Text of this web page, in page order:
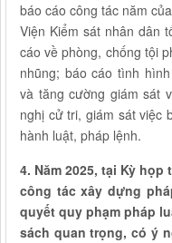
báo cáo công tác năm
Viện Kiểm sát nhân dân
cáo về phòng, chống tội
nhũng; báo cáo tình
và tăng cường giám sát
nghị cử tri, giám sát việc
hành luật, pháp lệnh.
4. Năm 2025, tại Kỳ
công tác xây dựng
quyết quy phạm pháp
sách quan trọng, có ý